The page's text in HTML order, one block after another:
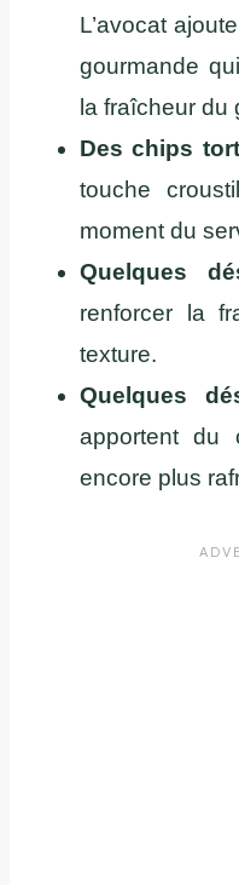
L’avocat
gourmande
la fraîcheur du
Des chips
touche
moment du
Quelques
renforcer la
texture.
Quelques
apportent du
encore plus